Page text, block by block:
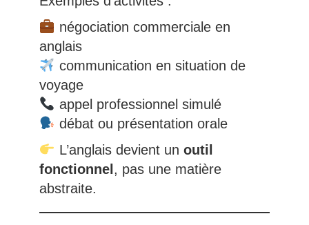
négociation commerciale en
anglais
communication en situation de
voyage
appel professionnel simulé
débat ou présentation orale
L’anglais devient un outil
fonctionnel, pas une matière
abstraite.